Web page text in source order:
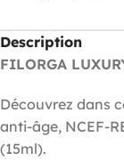
Description
FILORGA
Découvrez dans
anti-âge, NCEF-
(15ml).